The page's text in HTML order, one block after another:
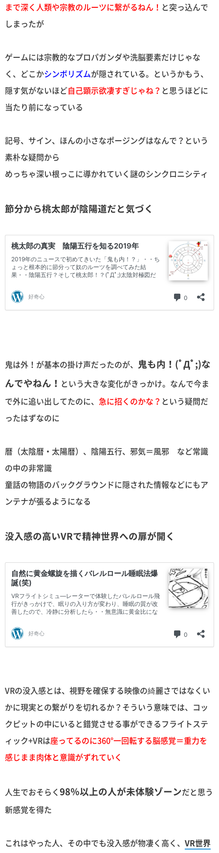
まで深く人類や宗教のルーツに繋がるねん！ と突っ込んで
しまったが
ゲームには宗教的なプロパガンダや洗脳要素だけじゃな
く、どこかシンボリズムが隠されている。というかもう、
隠す気がないほど自己顕示欲凄すぎじゃね？ と思うほどに
当たり前になっている
記号、サイン、ほんの小さなポージングはなんで？という
素朴な疑問から
めっちゃ深い根っこに導かれていく謎のシンクロニシティ
節分から桃太郎が陰陽道だと気づく
鬼は外！が基本の掛け声だったのが、 鬼も内！(ﾟДﾟ;)な
んでやねん！ という大きな変化がきっかけ。なんで今ま
で外に追い出してたのに、 急に招くのかな？ という疑問だ
ったはずなのに
暦（太陰暦・太陽暦）、陰陽五行、邪気＝風邪 など常識
の中の非常識
童話の物語のバックグラウンドに隠された情報などにもア
ンテナが張るようになる
没入感の高いVRで精神世界への扉が開く
VRの没入感とは、視野を確保する映像の綺麗さではなくい
かに現実との繋がりを切れるか？そういう意味では、コッ
クピットの中にいると錯覚させる事ができるフライトステ
ィック+VRは座ってるのに360°一回転する脳感覚＝重力を
感じまま肉体と意識がずれていく
人生でおそらく98％以上の人が未体験ゾーンだと思う
新感覚を得た
これはやった人、その中でも没入感が物凄く高く、 VR世界